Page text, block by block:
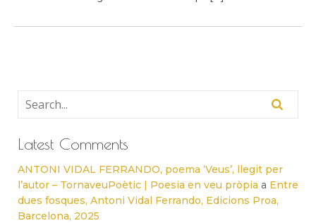
Latest Comments
ANTONI VIDAL FERRANDO, poema ‘Veus’, llegit per
l’autor – TornaveuPoètic | Poesia en veu pròpia a Entre
dues fosques, Antoni Vidal Ferrando, Edicions Proa,
Barcelona, 2025